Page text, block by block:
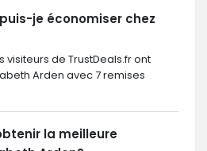
je économiser chez
visiteurs de TrustDeals.fr ont
Arden avec 7 remises
la meilleure